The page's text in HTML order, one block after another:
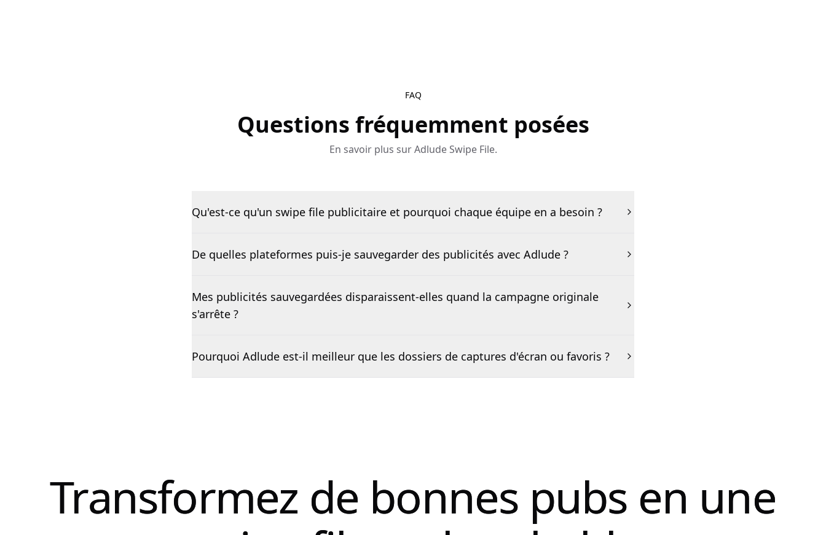
FAQ
Questions fréquemment posées
En savoir plus sur Adlude Swipe File.
Qu'est-ce qu'un swipe file publicitaire et pourquoi chaque équipe en a besoin ?
De quelles plateformes puis-je sauvegarder des publicités avec Adlude ?
Mes publicités sauvegardées disparaissent-elles quand la campagne originale
s'arrête ?
Pourquoi Adlude est-il meilleur que les dossiers de captures d'écran ou favoris ?
Transformez de bonnes pubs en une